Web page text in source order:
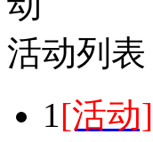
活动列表
1[活动]